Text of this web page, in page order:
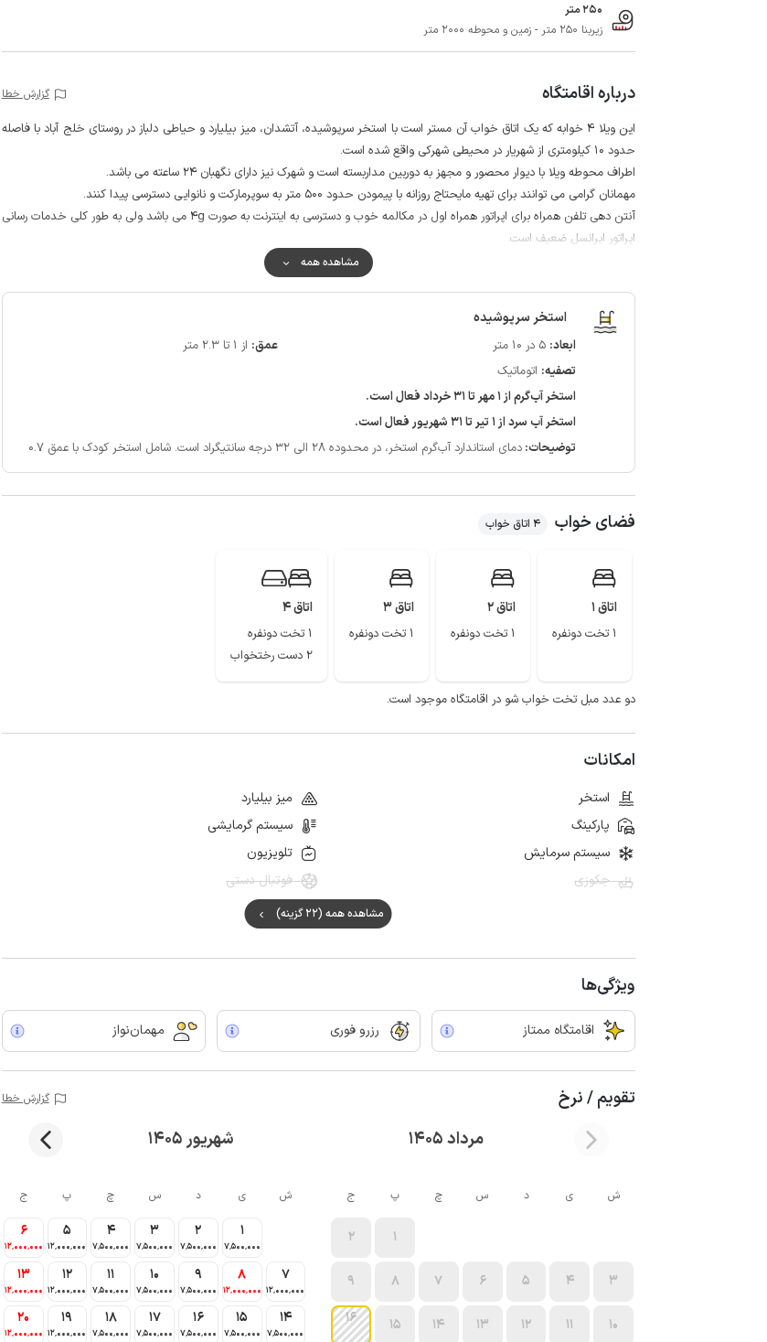
250 متر
زیربنا 250 متر - زمین و محوطه 2000 متر
درباره اقامتگاه گزارش خطا
این ویلا 4 خوابه که یک اتاق خواب آن مستر است با استخر سرپوشیده، آتشدان، میز بیلیارد و حیاطی دلباز در روستای خلج آباد با فاصله
حدود 10 کیلومتری از شهریار در محیطی شهرکی واقع شده است.
اطراف محوطه ویلا با دیوار محصور و مجهز به دوربین مداربسته است و شهرک نیز دارای نگهبان 24 ساعته می باشد.
مهمانان گرامی می توانند برای تهیه مایحتاج روزانه با پیمودن حدود 500 متر به سوپرمارکت و نانوایی دسترسی پیدا کنند.
آنتن دهی تلفن همراه برای اپراتور همراه اول در مکالمه خوب و دسترسی به اینترنت به صورت 4g می باشد ولی به طور کلی خدمات رسانی
اپراتور ایرانسل ضعیف است.
مشاهده همه
استخر سرپوشیده
ابعاد: 5 در 10 متر عمق: از 1 تا 2.3 متر
تصفیه: اتوماتیک
استخر آب‌گرم از 1 مهر تا 31 خرداد فعال است.
استخر آب سرد از 1 تیر تا 31 شهریور فعال است.
توضیحات: دمای استاندارد آب‌گرم استخر، در محدوده 28 الی 32 درجه سانتیگراد است. شامل استخر کودک با عمق 0.7
فضای خواب 4 اتاق خواب
اتاق 1
1 تخت دونفره
اتاق 2
1 تخت دونفره
اتاق 3
1 تخت دونفره
اتاق 4
1 تخت دونفره
2 دست رختخواب
دو عدد مبل تخت خواب شو در اقامتگاه موجود است.
امکانات
استخر
میز بیلیارد
پارکینگ
سیستم گرمایشی
سیستم سرمایش
تلویزیون
جکوزی
فوتبال دستی
مشاهده همه (22 گزینه)
ویژگی‌ها
اقامتگاه ممتاز رزرو فوری مهمان‌نواز
تقویم / نرخ گزارش خطا
مرداد 1405 شهریور 1405
ش ی د س چ پ ج
1
2
3
4
5
6
7
8
9
10
11
12
13
14
15
16
ش ی د س چ پ ج
1
7٬500٬000
2
7٬500٬000
3
7٬500٬000
4
7٬500٬000
5
12٬000٬000
6
12٬000٬000
7
12٬000٬000
8
12٬000٬000
9
7٬500٬000
10
7٬500٬000
11
7٬500٬000
12
12٬000٬000
13
12٬000٬000
14
7٬500٬000
15
7٬500٬000
16
7٬500٬000
17
7٬500٬000
18
7٬500٬000
19
12٬000٬000
20
12٬000٬000